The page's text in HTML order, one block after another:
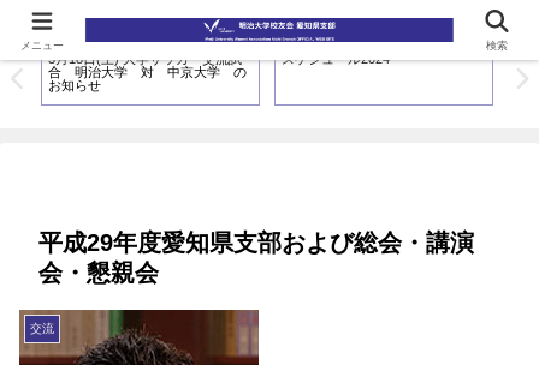
3月18日(土) 大学サッカー交流試
合 明治大学 対 中京大学 の
お知らせ
スケジュール2024
平成29年度愛知県支部および総会・講演
会・懇親会
交流
メニュー 検索